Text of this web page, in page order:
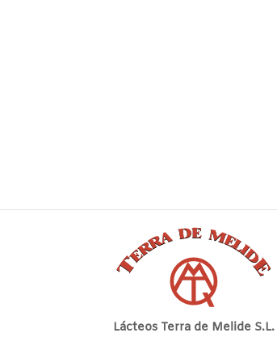
Lácteos Terra de Melide S.L.